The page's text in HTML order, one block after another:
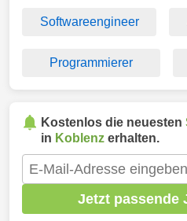
Softwareengineer
Programmierer
Kostenlos die neuesten
in Koblenz erhalten.
Jetzt passende